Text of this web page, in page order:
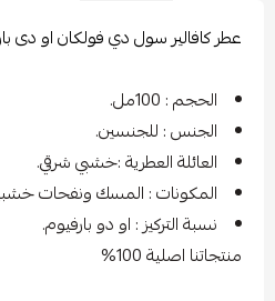
عطر كافالير سول دي فولكان او دى
الحجم : 100مل.
الجنس : للجنسين.
العائلة العطرية :خشبي شرقي.
المكونات : المسك ونفحات
نسبة التركيز : او دو بارفيوم.
منتجاتنا اصلية 100%